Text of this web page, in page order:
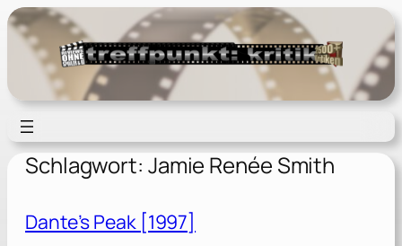
Zum
Inhalt
springen
Schlagwort: Jamie Renée Smith
Dante’s Peak [1997]